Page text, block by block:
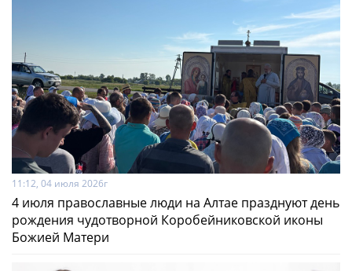
11:12, 04 июля 2026г
4 июля православные люди на Алтае празднуют день
рождения чудотворной Коробейниковской иконы
Божией Матери